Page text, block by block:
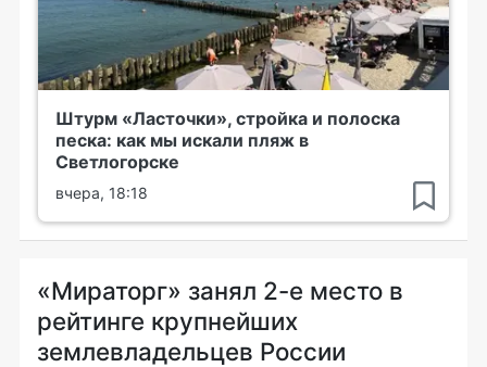
Штурм «Ласточки», стройка и полоска
песка: как мы искали пляж в
Светлогорске
вчера, 18:18
«Мираторг» занял 2-е место в
рейтинге крупнейших
землевладельцев России